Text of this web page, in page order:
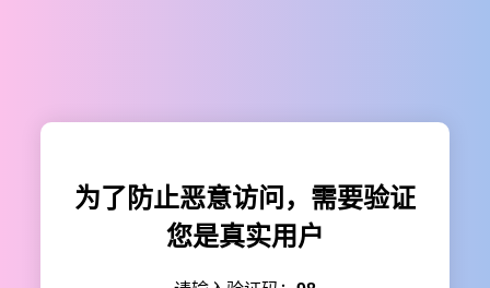
为了防止恶意访问，需要验证
您是真实用户